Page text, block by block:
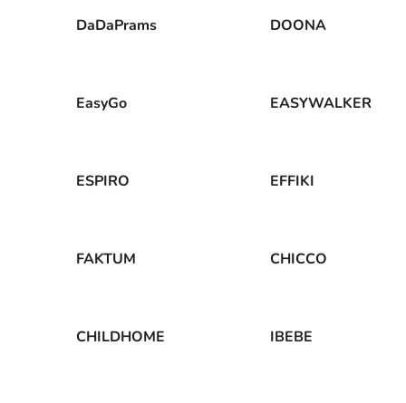
DaDaPrams DOONA
EasyGo EASYWALKER
ESPIRO EFFIKI
FAKTUM CHICCO
CHILDHOME IBEBE